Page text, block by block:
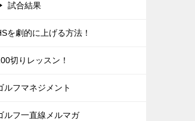
試合結果
を劇的に上げる方法！
切りレッスン！
ルフマネジメント
ルフ一直線メルマガ